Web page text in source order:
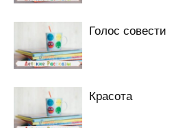
Голос совести
Красота